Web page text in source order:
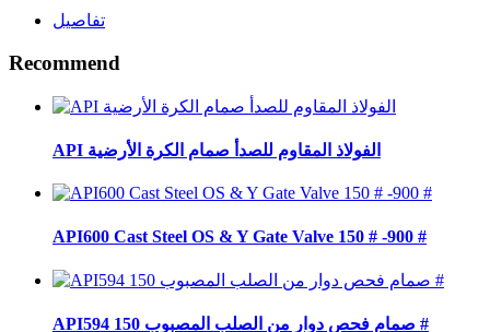
تفاصيل
Recommend
API الفولاذ المقاوم للصدأ صمام الكرة الأرضية
API600 Cast Steel OS & Y Gate Valve 150 # -900 #
API594 صمام فحص دوار من الصلب المصبوب 150 #